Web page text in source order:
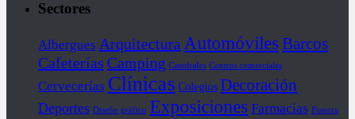
Sectores
Albergues Arquitectura Automóviles Barcos
Cafeterías Camping Catedrales Centros comerciales
Cervecerías Clínicas Colegios Decoración
Deportes Diseño gráfico Exposiciones Farmacias Fisterra